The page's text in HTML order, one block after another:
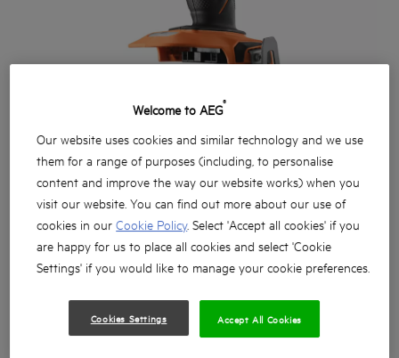
Chave de impacto 1/2˝ com anel de fricção para melhor
retenção da chave de caixa
Potente motor com escovas que fornece até 439Nm de
torque
Welcome to AEG®
Our website uses cookies and similar technology and we use
them for a range of purposes (including, to personalise
content and improve the way our website works) when you
visit our website. You can find out more about our use of
cookies in ourCookie Policy. Select 'Accept all cookies' if you
are happy for us to place all cookies and select 'Cookie
Settings' if you would like to manage your cookie preferences.
Cookies Settings Accept All Cookies